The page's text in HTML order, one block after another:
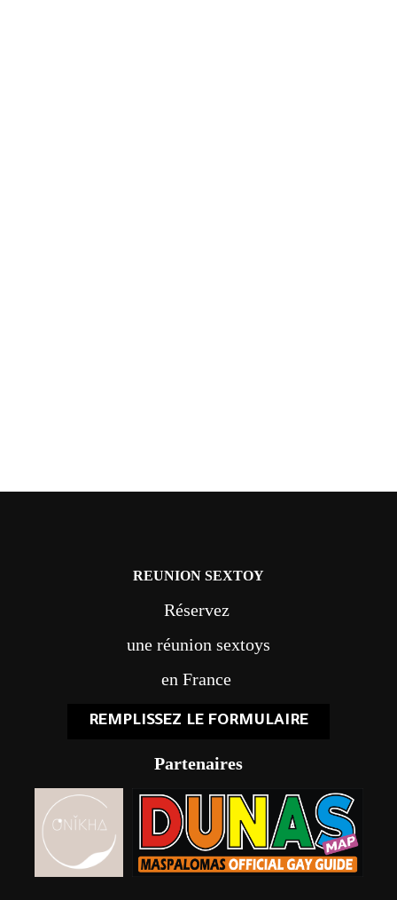
REUNION SEXTOY
Réservez
une réunion sextoys
en France
REMPLISSEZ LE FORMULAIRE
Partenaires